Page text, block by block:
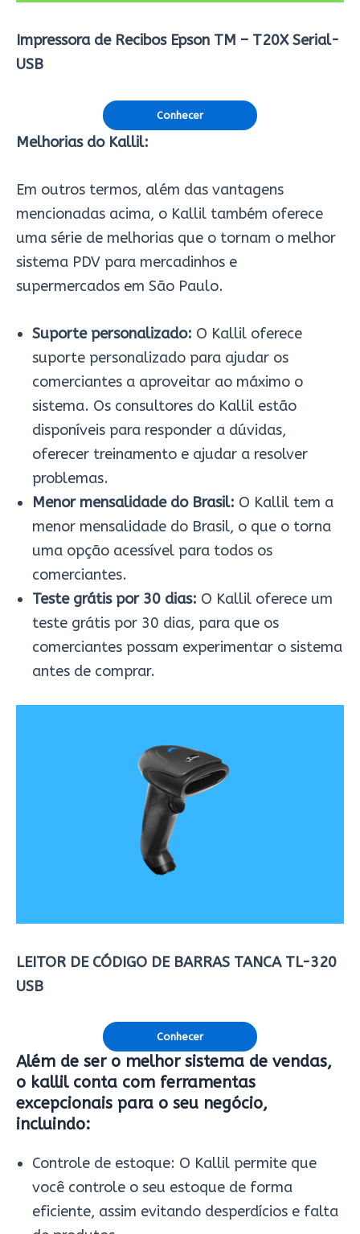
Impressora de Recibos Epson TM – T20X Serial-
USB
Conhecer
Melhorias do Kallil:
Em outros termos, além das vantagens
mencionadas acima, o Kallil também oferece
uma série de melhorias que o tornam o melhor
sistema PDV para mercadinhos e
supermercados em São Paulo.
Suporte personalizado: O Kallil oferece
suporte personalizado para ajudar os
comerciantes a aproveitar ao máximo o
sistema. Os consultores do Kallil estão
disponíveis para responder a dúvidas,
oferecer treinamento e ajudar a resolver
problemas.
Menor mensalidade do Brasil: O Kallil tem a
menor mensalidade do Brasil, o que o torna
uma opção acessível para todos os
comerciantes.
Teste grátis por 30 dias: O Kallil oferece um
teste grátis por 30 dias, para que os
comerciantes possam experimentar o sistema
antes de comprar.
LEITOR DE CÓDIGO DE BARRAS TANCA TL-320
USB
Conhecer
Além de ser o melhor sistema de vendas,
o kallil conta com ferramentas
excepcionais para o seu negócio,
incluindo:
Controle de estoque: O Kallil permite que
você controle o seu estoque de forma
eficiente, assim evitando desperdícios e falta